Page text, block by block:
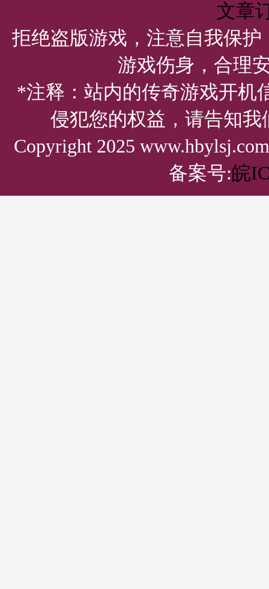
文章
拒绝盗版游戏，注意自我保
游戏伤身，合理
*注释：站内的传奇游戏开机
侵犯您的权益，请告知
Copyright 2025
备案号:皖